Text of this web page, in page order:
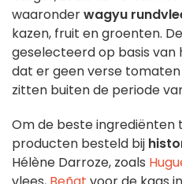
waaronderwagyu
kazen, fruit en groenten.
geselecteerd op basis
dat er geen verse
zitten buiten de periode
Om de beste ingrediënten
producten besteld bij
Hélène Darroze, zoals